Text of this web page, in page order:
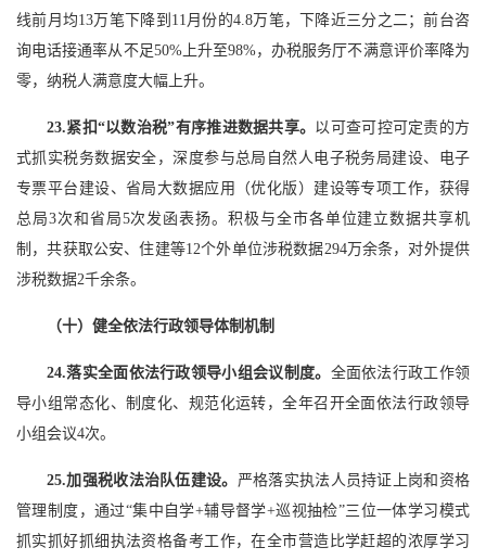
线前月均13万笔下降到11月份的4.8万笔，下降近三分之二；前台咨
询电话接通率从不足50%上升至98%，办税服务厅不满意评价率降为
零，纳税人满意度大幅上升。
23.紧扣“以数治税”有序推进数据共享。 以可查可控可定责的方
式抓实税务数据安全，深度参与总局自然人电子税务局建设、电子
专票平台建设、省局大数据应用（优化版）建设等专项工作，获得
总局3次和省局5次发函表扬。积极与全市各单位建立数据共享机
制，共获取公安、住建等12个外单位涉税数据294万余条，对外提供
涉税数据2千余条。
（十）健全依法行政领导体制机制
24.落实全面依法行政领导小组会议制度。 全面依法行政工作领
导小组常态化、制度化、规范化运转，全年召开全面依法行政领导
小组会议4次。
25.加强税收法治队伍建设。 严格落实执法人员持证上岗和资格
管理制度，通过“集中自学+辅导督学+巡视抽检”三位一体学习模式
抓实抓好抓细执法资格备考工作，在全市营造比学赶超的浓厚学习